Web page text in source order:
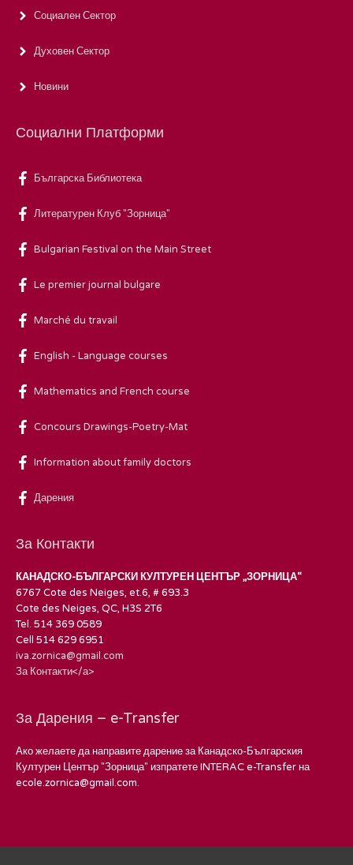
Социален Сектор
Духовен Сектор
Новини
Социални Платформи
Българска Библиотека
Литературен Клуб "Зорница"
Bulgarian Festival on the Main Street
Le premier journal bulgare
Marché du travail
English - Language courses
Mathematics and French course
Concours Drawings-Poetry-Mat
Information about family doctors
Дарения
За Контакти
КАНАДСКО-БЪЛГАРСКИ КУЛТУРЕН ЦЕНТЪР „ЗОРНИЦА“
6767 Cote des Neiges, et.6, # 693.3
Cote des Neiges, QC, H3S 2T6
Tel. 514 369 0589
Cell 514 629 6951
iva.zornica@gmail.com
За Контакти</а>
За Дарения – e-Transfer
Ако желаете да направите дарение за Канадско-Българския
Културен Център "Зорница" изпратете INTERAC e-Transfer на
ecole.zornica@gmail.com.